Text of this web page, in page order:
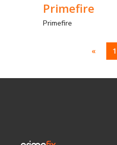
Primefire
Primefire
« 1